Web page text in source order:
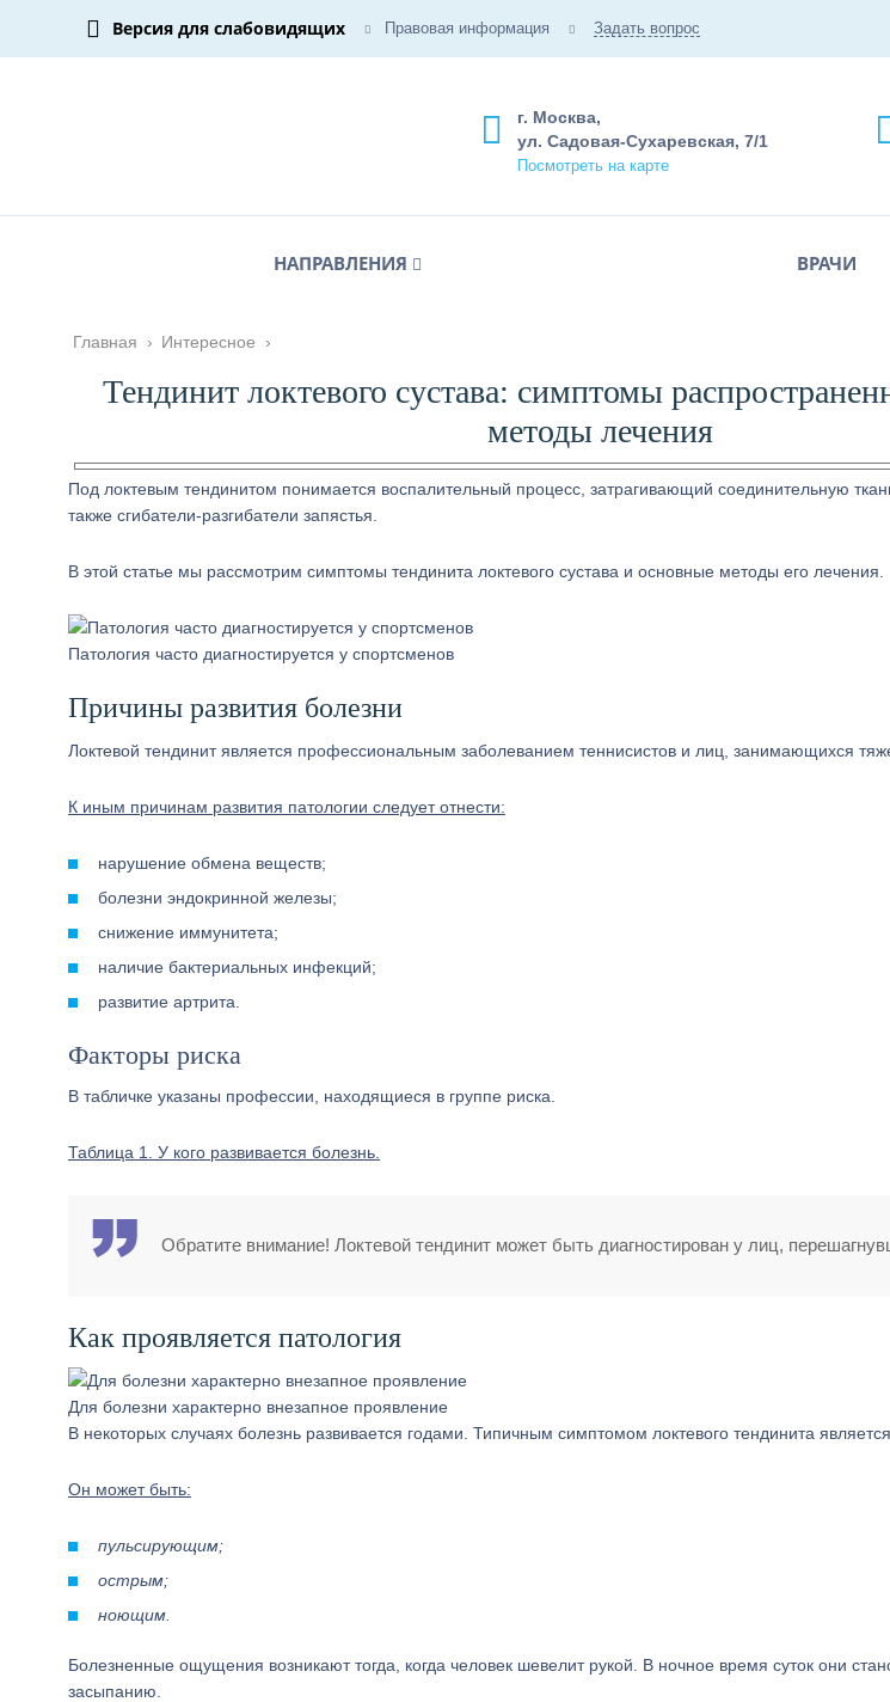
Версия для слабовидящих Правовая информация Задать вопрос
г. Москва,
ул. Садовая-Сухаревская, 7/1
Посмотреть на карте
НАПРАВЛЕНИЯ ВРАЧИ
Главная › Интересное ›
Тендинит локтевого сустава: симптомы
методы лечения
Под локтевым тендинитом понимается воспалительный процесс, затрагивающий соединительную
также сгибатели-разгибатели запястья.
В этой статье мы рассмотрим симптомы тендинита локтевого сустава и основные методы его лечения.
Патология часто диагностируется у спортсменов
Причины развития болезни
Локтевой тендинит является профессиональным заболеванием теннисистов и лиц, занимающихся
К иным причинам развития патологии следует отнести:
нарушение обмена веществ;
болезни эндокринной железы;
снижение иммунитета;
наличие бактериальных инфекций;
развитие артрита.
Факторы риска
В табличке указаны профессии, находящиеся в группе риска.
Таблица 1. У кого развивается болезнь.
Обратите внимание! Локтевой тендинит может быть диагностирован у лиц,
Как проявляется патология
Для болезни характерно внезапное проявление
В некоторых случаях болезнь развивается годами. Типичным симптомом локтевого тендинита
Он может быть:
пульсирующим;
острым;
ноющим.
Болезненные ощущения возникают тогда, когда человек шевелит рукой. В ночное время суток они
засыпанию.